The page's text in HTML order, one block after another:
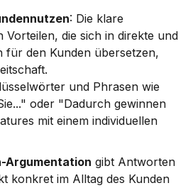
: Die klare
Vorteilen, die sich in direkte und
für den Kunden übersetzen,
und Phrasen wie
oder "Dadurch gewinnen
mit einem individuellen
Argumentation gibt Antworten
konkret im Alltag des Kunden